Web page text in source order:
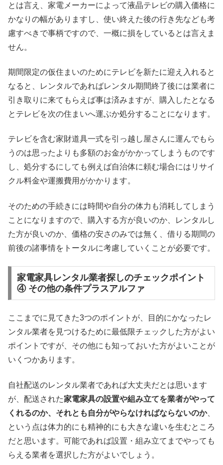
とは言え、家電メーカーによって液晶テレビの購入価格に
かなりの幅がありますし、使い終えた後の行き先なども考
慮すべきで事柄ですので、一概に損をしているとは言えま
せん。
期間限定の仮住まいのためにテレビを新たに迎え入れると
なると、レンタルであればレンタル期間終了後には業者に
引き取りに来てもらえば事は済みますが、購入したとなる
とテレビを次の住まいへ運ぶか処分することになります。
テレビを含む家財道具一式を引っ越し屋さんに運んでもら
うのは思ったよりも多額のお金がかかってしまうものです
し、処分するにしても例えば自治体に頼む場合にはリサイ
クル料金や運搬費用がかかります。
そのための手続きには時間や自分の体力も消耗してしまう
ことになりますので、購入する方が良いのか、レンタルし
た方が良いのか、価格の安さのみでは無く、借りる期間の
前後の諸事情をトータルに考慮していくことが必要です。
家電家具レンタル業者探しのチェックポイント
④ その他の条件プラスアルファ
ここまでに見てきた3つのポイントが、目的にかなったレ
ンタル業者を見つけるために最低限チェックした方がよい
ポイントですが、その他にも知っておいた方がよいことが
いくつかあります。
自社配送のレンタル業者であれば大丈夫だとは思います
が、配送された家電家具の設置や組み立てを業者がやって
くれるのか、それとも自分がやらなければならないのか、
という点は体力的にも精神的にも大きな違いを生むところ
だと思います。可能であれば設置・組み立てまでやっても
らえる業者を選択した方がよいでしょう。